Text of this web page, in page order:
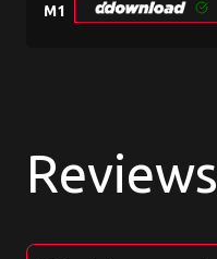
M1
Reviews